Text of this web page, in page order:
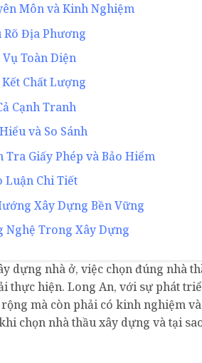
Môn và Kinh Nghiệm
Rõ Địa Phương
Toàn Diện
Kết Chất Lượng
Cạnh Tranh
và So Sánh
Tra Giấy Phép và Bảo Hiểm
Luận Chi Tiết
Xây Dựng Bền Vững
Nghệ Trong Xây Dựng
dựng nhà ở, việc chọn đúng nhà
thực hiện. Long An, với sự phát
mà còn phải có kinh nghiệm
chọn nhà thầu xây dựng và tại